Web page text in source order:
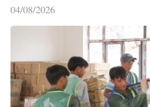
04/08/2026